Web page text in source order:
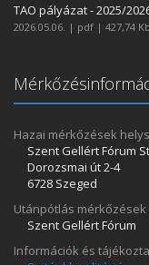
TAO pályázat - 2025/
2026.05.06. | pdf | 427,74 Kb
Hazai mérkőzések
Szent Gellért Fórum
Dorozsmai út 2-4
6728 Szeged
Utánpótlás
Szent Gellért Fórum
Információk és